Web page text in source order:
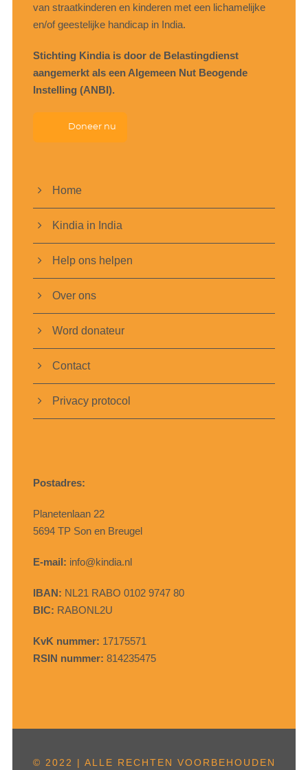
van straatkinderen en kinderen met een lichamelijke
en/of geestelijke handicap in India.
Stichting Kindia is door de Belastingdienst
aangemerkt als een Algemeen Nut Beogende
Instelling (ANBI).
Doneer nu
Home
Kindia in India
Help ons helpen
Over ons
Word donateur
Contact
Privacy protocol
Postadres:
Planetenlaan 22
5694 TP Son en Breugel
E-mail: info@kindia.nl
IBAN: NL21 RABO 0102 9747 80
BIC: RABONL2U
KvK nummer: 17175571
RSIN nummer: 814235475
© 2022 | ALLE RECHTEN VOORBEHOUDEN